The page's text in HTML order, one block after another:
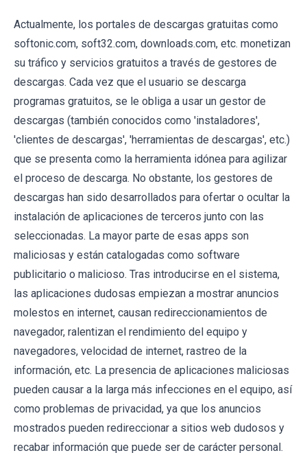
Actualmente, los portales de descargas gratuitas como
softonic.com, soft32.com, downloads.com, etc. monetizan
su tráfico y servicios gratuitos a través de gestores de
descargas. Cada vez que el usuario se descarga
programas gratuitos, se le obliga a usar un gestor de
descargas (también conocidos como 'instaladores',
'clientes de descargas', 'herramientas de descargas', etc.)
que se presenta como la herramienta idónea para agilizar
el proceso de descarga. No obstante, los gestores de
descargas han sido desarrollados para ofertar o ocultar la
instalación de aplicaciones de terceros junto con las
seleccionadas. La mayor parte de esas apps son
maliciosas y están catalogadas como software
publicitario o malicioso. Tras introducirse en el sistema,
las aplicaciones dudosas empiezan a mostrar anuncios
molestos en internet, causan redireccionamientos de
navegador, ralentizan el rendimiento del equipo y
navegadores, velocidad de internet, rastreo de la
información, etc. La presencia de aplicaciones maliciosas
pueden causar a la larga más infecciones en el equipo, así
como problemas de privacidad, ya que los anuncios
mostrados pueden redireccionar a sitios web dudosos y
recabar información que puede ser de carácter personal.